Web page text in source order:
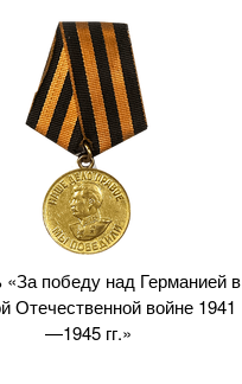
победу над Германией в
Отечественной войне 1941
—1945 гг.»